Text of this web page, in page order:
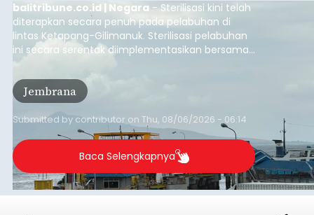
balitribune.co.id | Negara - Sterilisasi kini telah
diterapkan secara penuh pada pelabuhan di
lintas Ketapang-Gilimanuk. Sterilisasi pelabuhan
ini secara serentak diimplementasikan bersama
empat pelabuhan utama lainnya, yakni
Pelabuhan Merak, Bakauheni, Kayangan, dan
Lembar pada Rabu (5/8/2026).
Jembrana
Submitted by contributor on Thu, 08/06/2026 - 06:14
Baca Selengkapnya